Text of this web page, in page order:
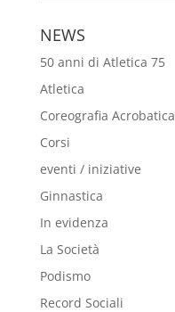
NEWS
50 anni di Atletica 75
Atletica
Coreografia Acrobatica
Corsi
eventi / iniziative
Ginnastica
In evidenza
La Società
Podismo
Record Sociali